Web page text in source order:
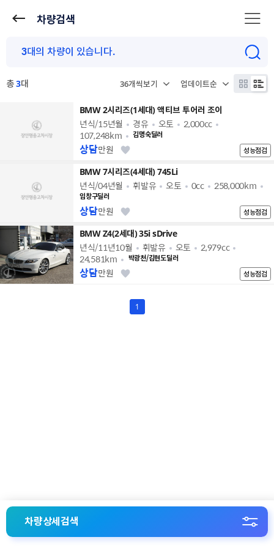
차량검색
차량상세검색
총3대
BMW 2시리즈(1세대) 액티브 투어러 조이
년식/15년월 경유 오토
2,000cc
107,248km
김명숙딜러
성능점검
상담만원
BMW 7시리즈(4세대) 745Li
년식/04년월 휘발유 오토 0cc 258,000km
임창구딜러
성능점검
상담만원
BMW Z4(2세대) 35i sDrive
년식/11년10월 휘발유 오토
2,979cc
24,581km
박광천/김현도딜러
성능점검
상담만원
1